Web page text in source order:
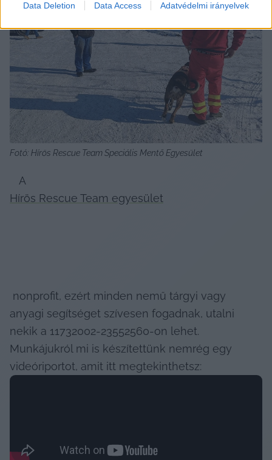
Data Deletion Data Access Adatvédelmi irányelvek
Fotó: Hírös Rescue Team Speciális Mentő Egyesület
   A
Hírös Rescue Team egyesület
anyagi segítséget szívesen fogadnak, utalni
nekik a 11732002-23552560-on lehet.
Munkájukról mi is készítettünk nemrég egy
videóriportot, amit itt megtekinthetsz: